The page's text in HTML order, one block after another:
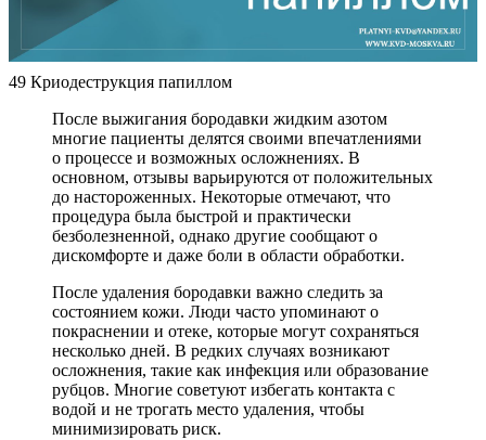
49 Криодеструкция папиллом
После выжигания бородавки жидким азотом
многие пациенты делятся своими впечатлениями
о процессе и возможных осложнениях. В
основном, отзывы варьируются от положительных
до настороженных. Некоторые отмечают, что
процедура была быстрой и практически
безболезненной, однако другие сообщают о
дискомфорте и даже боли в области обработки.
После удаления бородавки важно следить за
состоянием кожи. Люди часто упоминают о
покраснении и отеке, которые могут сохраняться
несколько дней. В редких случаях возникают
осложнения, такие как инфекция или образование
рубцов. Многие советуют избегать контакта с
водой и не трогать место удаления, чтобы
минимизировать риск.